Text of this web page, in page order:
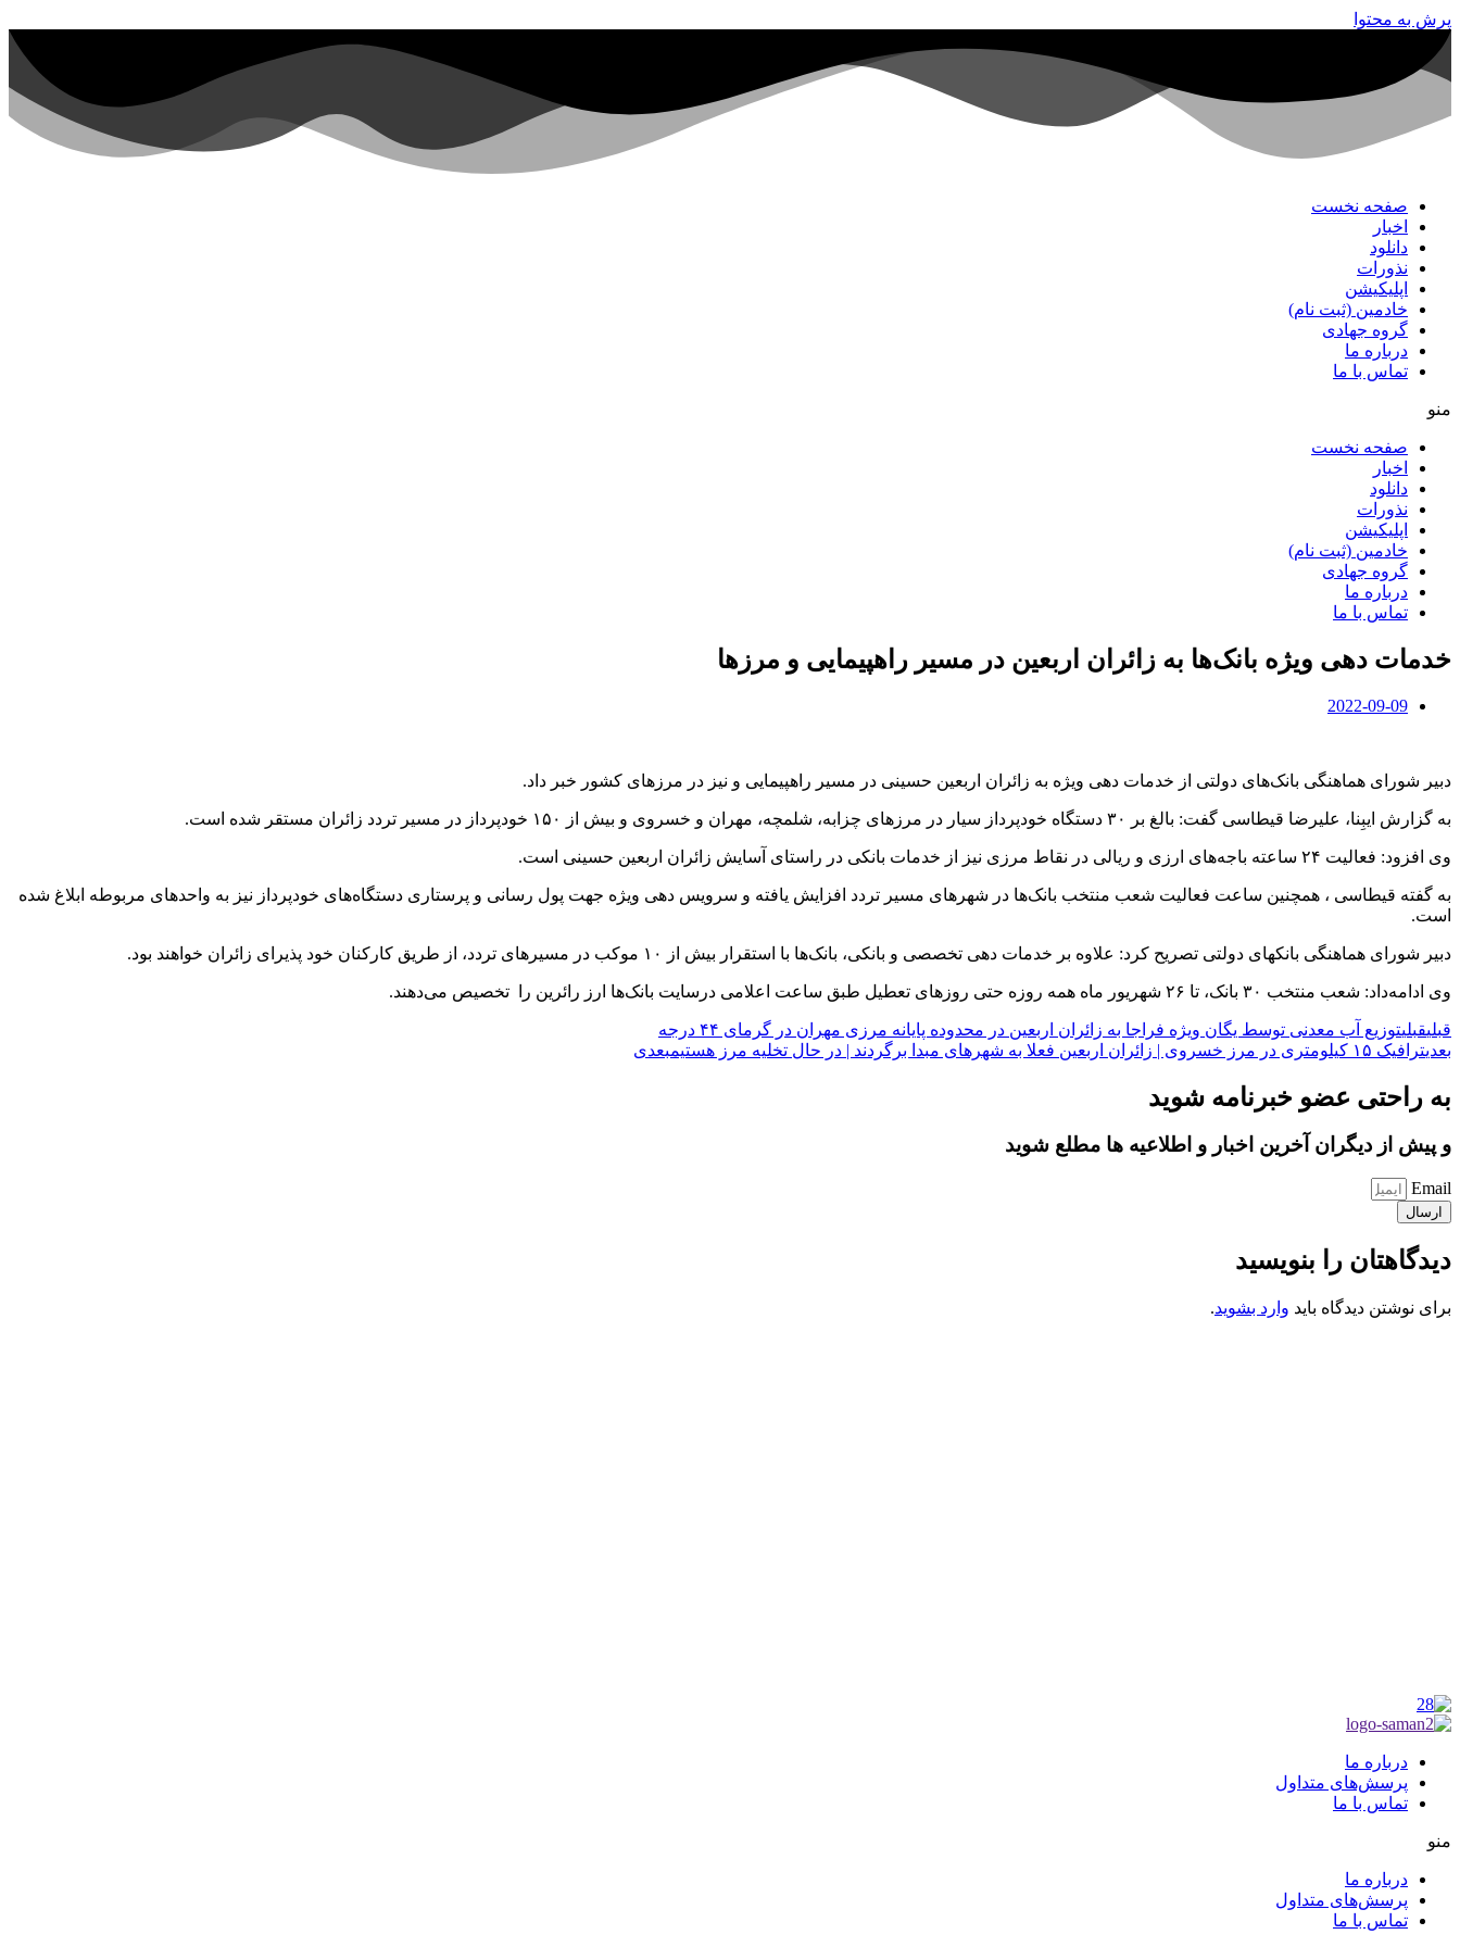
پرش به محتوا
صفحه نخست
اخبار
دانلود
نذورات
اپلیکیشن
خادمین (ثبت نام)
گروه جهادی
درباره ما
تماس با ما
منو
صفحه نخست
اخبار
دانلود
نذورات
اپلیکیشن
خادمین (ثبت نام)
گروه جهادی
درباره ما
تماس با ما
خدمات دهی ویژه بانک‌ها به زائران اربعین در مسیر راهپیمایی و مرز‌ها
2022-09-09
دبیر شورای هماهنگی بانک‌های دولتی از خدمات دهی ویژه به زائران اربعین حسینی در مسیر راهپیمایی و نیز در مرز‌های کشور خبر داد.
به گزارش ایبِنا، علیرضا قیطاسی گفت: بالغ بر ۳۰ دستگاه خودپرداز سیار در مرز‌های چزابه، شلمچه، مهران و خسروی و بیش از ۱۵۰ خودپرداز در مسیر تردد زائران مستقر شده است.
وی افزود: فعالیت ۲۴ ساعته باجه‌های ارزی و ریالی در نقاط مرزی نیز از خدمات بانکی در راستای آسایش زائران اربعین حسینی است.
به گفته قیطاسی ، همچنین ساعت فعالیت شعب منتخب بانک‌ها در شهر‌های مسیر تردد افزایش یافته و سرویس دهی ویژه جهت پول رسانی و پرستاری دستگاه‌های خودپرداز نیز به واحد‌های مربوطه ابلاغ شده
است.
دبیر شورای هماهنگی بانکهای دولتی تصریح کرد: علاوه بر خدمات دهی تخصصی و بانکی، بانک‌ها با استقرار بیش از ۱۰ موکب در مسیر‌های تردد، از طریق کارکنان خود پذیرای زائران خواهند بود.
وی ادامه‌داد: شعب منتخب ۳۰ بانک، تا ۲۶ شهریور ماه همه روزه حتی روز‌های تعطیل طبق ساعت اعلامی درسایت بانک‌ها ارز رائرین را تخصیص می‌دهند.
قبلیقبلیتوزیع آب معدنی توسط یگان ویژه فراجا به زائران اربعین در محدوده پایانه مرزی مهران در گرمای ۴۴ درجه
بعدیترافیک ۱۵ کیلومتری در مرز خسروی | زائران اربعین فعلا به شهرهای مبدا برگردند | در حال تخلیه مرز هستیم بعدی
به راحتی عضو خبرنامه شوید
و پیش از دیگران آخرین اخبار و اطلاعیه ها مطلع شوید
Email
ارسال
دیدگاهتان را بنویسید
برای نوشتن دیدگاه باید وارد بشوید.
درباره ما
پرسش‌های متداول
تماس با ما
منو
درباره ما
پرسش‌های متداول
تماس با ما